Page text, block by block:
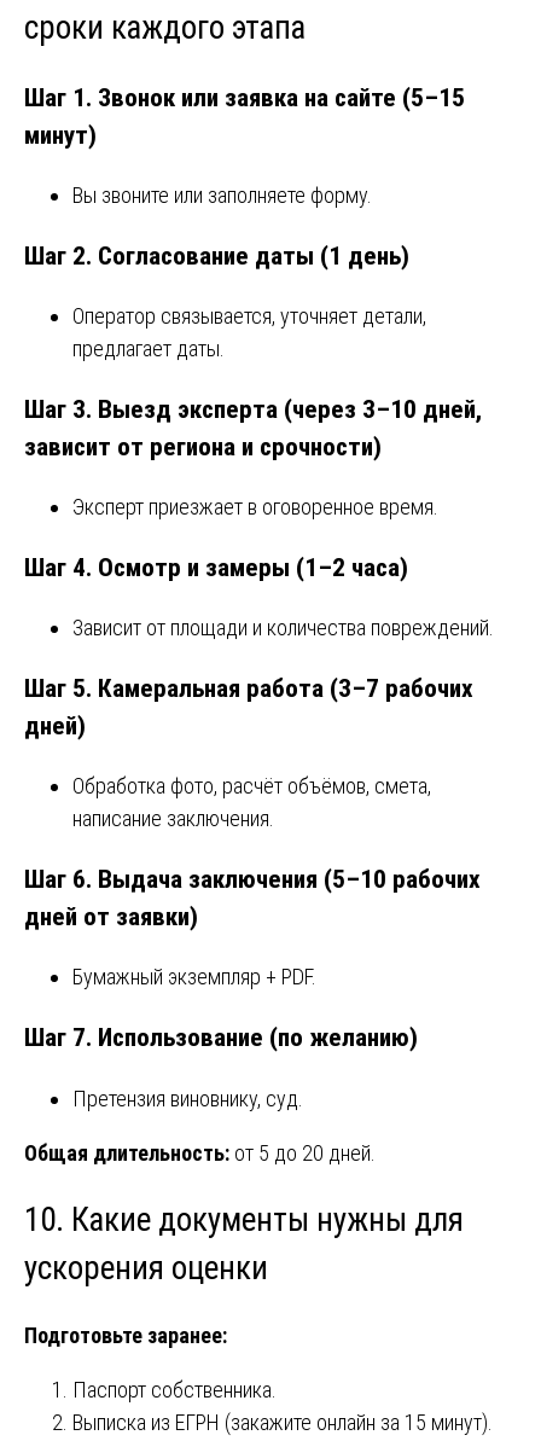
сроки каждого этапа
Шаг 1. Звонок или заявка на сайте (5–15
минут)
Вы звоните или заполняете форму.
Шаг 2. Согласование даты (1 день)
Оператор связывается, уточняет детали,
предлагает даты.
Шаг 3. Выезд эксперта (через 3–10 дней,
зависит от региона и срочности)
Эксперт приезжает в оговоренное время.
Шаг 4. Осмотр и замеры (1–2 часа)
Зависит от площади и количества повреждений.
Шаг 5. Камеральная работа (3–7 рабочих
дней)
Обработка фото, расчёт объёмов, смета,
написание заключения.
Шаг 6. Выдача заключения (5–10 рабочих
дней от заявки)
Бумажный экземпляр + PDF.
Шаг 7. Использование (по желанию)
Претензия виновнику, суд.
Общая длительность: от 5 до 20 дней.
10. Какие документы нужны для
ускорения оценки
Подготовьте заранее:
Паспорт собственника.
Выписка из ЕГРН (закажите онлайн за 15 минут).